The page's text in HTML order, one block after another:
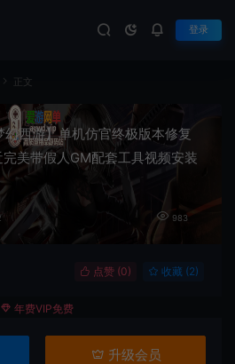
登录
正文
西游】单机仿官终极版本修复
美带假人GM配套工具视频安装
983
点赞 (0) 收藏 (2)
年费VIP免费
升级会员